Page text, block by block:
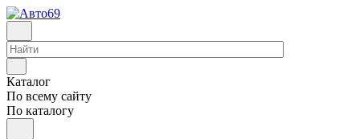
Каталог
По всему сайту
По каталогу